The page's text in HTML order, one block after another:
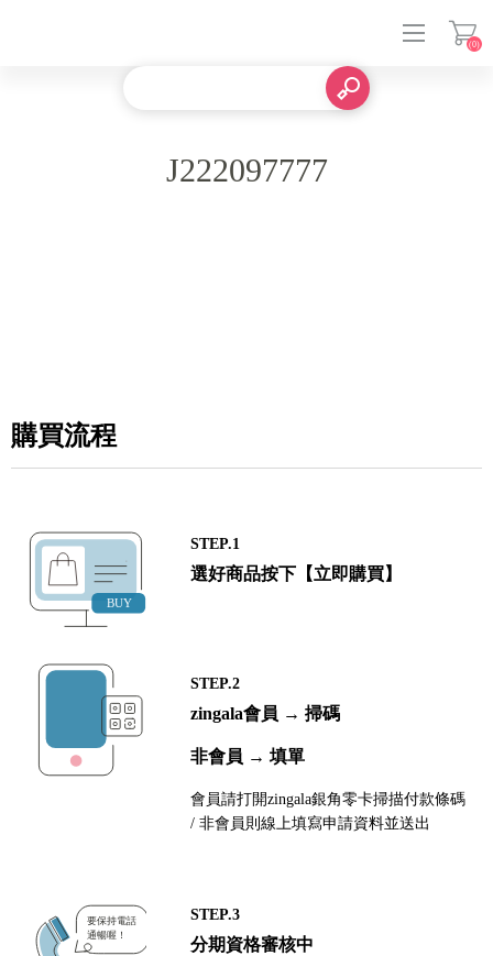
(0)
J222097777
購買流程
STEP.1
選好商品按下【立即購買】
STEP.2
zingala會員 → 掃碼
非會員 → 填單
會員請打開zingala銀角零卡掃描付款條碼
/ 非會員則線上填寫申請資料並送出
STEP.3
分期資格審核中